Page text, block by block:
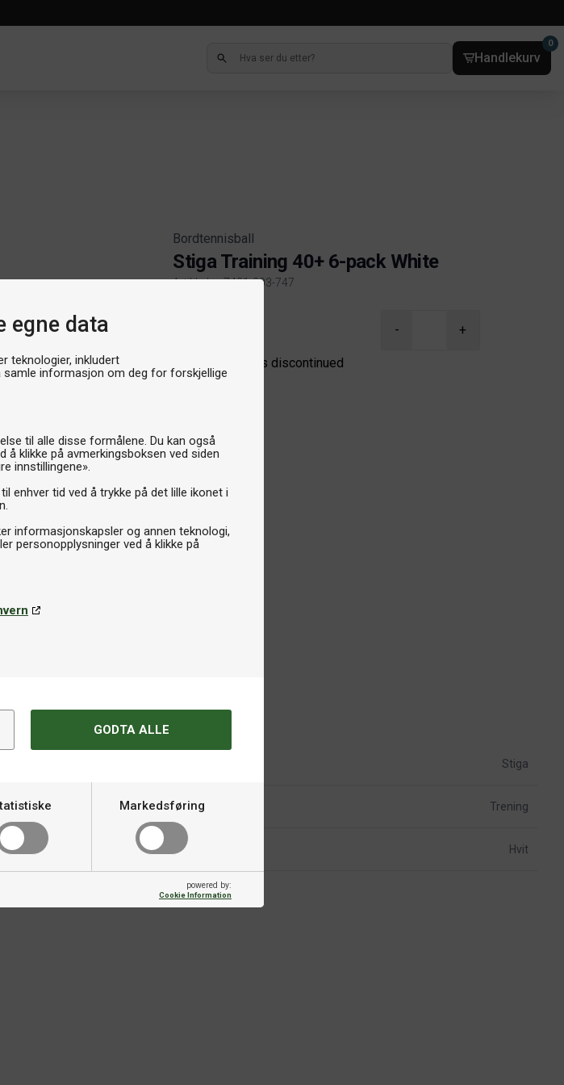
egne data
teknologier, inkludert
informasjon om deg for forskjellige
til alle disse formålene. Du kan også
å klikke på avmerkingsboksen ved siden
innstillingene».
enhver tid ved å trykke på det lille ikonet i
informasjonskapsler og annen teknologi,
personopplysninger ved å klikke på
GODTA ALLE
Markedsføring
powered by:
Cookie Information
Handlekurv
0
Bordtennisball
Stiga Training 40+ 6-pack White
Artikkelnr. 7401-003-747
- +
The product is discontinued
Stiga
Kvalitet Trening
Farg Hvit